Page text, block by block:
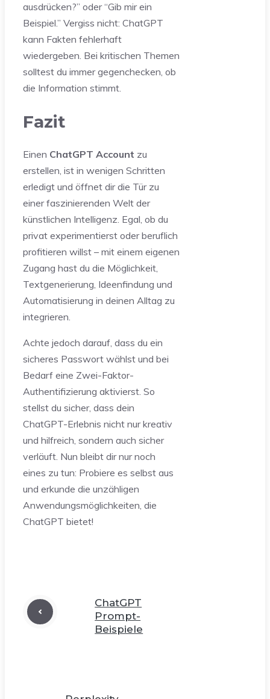
ausdrücken?” oder “Gib mir ein
Beispiel.” Vergiss nicht: ChatGPT
kann Fakten fehlerhaft
wiedergeben. Bei kritischen Themen
solltest du immer gegenchecken, ob
die Information stimmt.
Fazit
Einen ChatGPT Account zu
erstellen, ist in wenigen Schritten
erledigt und öffnet dir die Tür zu
einer faszinierenden Welt der
künstlichen Intelligenz. Egal, ob du
privat experimentierst oder beruflich
profitieren willst – mit einem eigenen
Zugang hast du die Möglichkeit,
Textgenerierung, Ideenfindung und
Automatisierung in deinen Alltag zu
integrieren.
Achte jedoch darauf, dass du ein
sicheres Passwort wählst und bei
Bedarf eine Zwei-Faktor-
Authentifizierung aktivierst. So
stellst du sicher, dass dein
ChatGPT-Erlebnis nicht nur kreativ
und hilfreich, sondern auch sicher
verläuft. Nun bleibt dir nur noch
eines zu tun: Probiere es selbst aus
und erkunde die unzähligen
Anwendungsmöglichkeiten, die
ChatGPT bietet!
ChatGPT
Prompt-
Beispiele